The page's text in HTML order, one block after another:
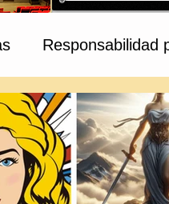
Responsabilidad
y Tribunales
Constitución